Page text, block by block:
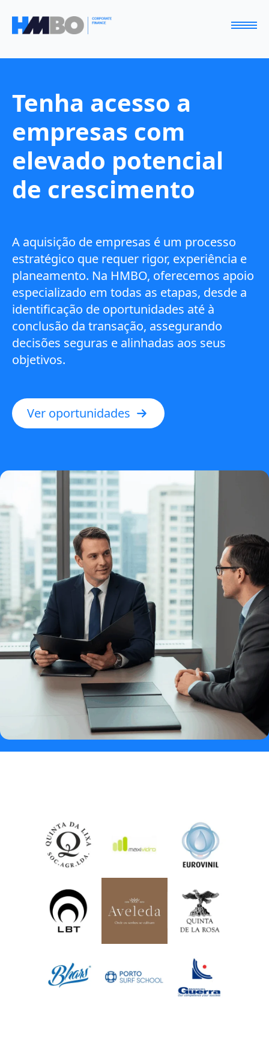
Tenha acesso a
empresas com
elevado potencial
de crescimento
A aquisição de empresas é um processo
estratégico que requer rigor, experiência e
planeamento. Na HMBO, oferecemos apoio
especializado em todas as etapas, desde a
identificação de oportunidades até à
conclusão da transação, assegurando
decisões seguras e alinhadas aos seus
objetivos.
Ver oportunidades